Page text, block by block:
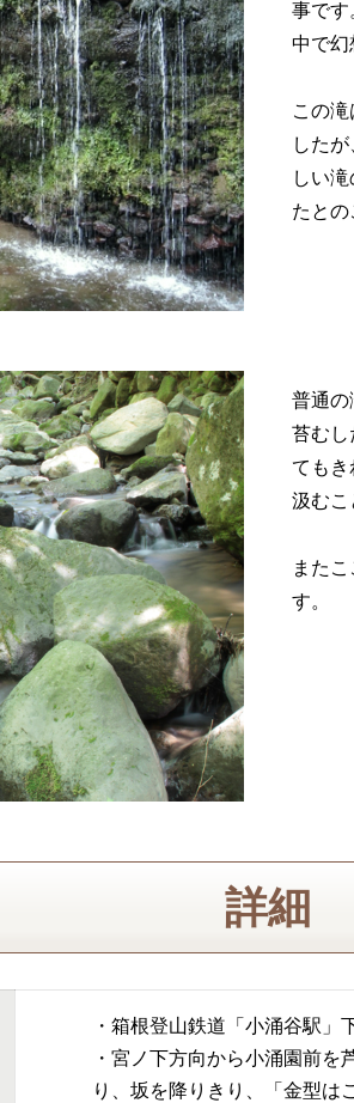
事で
中で幻
この
した
しい
たとの
普通の
苔むし
てもき
汲むこ
また
す。
詳細
・箱根登山鉄道「小涌谷駅」
・宮ノ下方向から小涌園前を
り、坂を降りきり、「金型は